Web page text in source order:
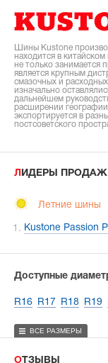
Шины Kustone
находится в
не только занимается
является крупным
смазочных и
изначально
дальнейшем
расширении
экспортируется в
постсоветского
ЛИДЕРЫ ПРОДАЖ
Летние шины
Kustone Passion
Доступные
R16 R17 R18 R19
ВСЕ РАЗМЕРЫ
ОТЗЫВЫ